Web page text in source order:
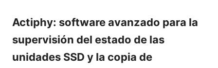
Actiphy: software avanzado para la
supervisión del estado de las
unidades SSD y la copia de